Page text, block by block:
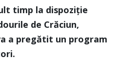
timp la dispoziţie
de Crăciun,
a pregătit un program